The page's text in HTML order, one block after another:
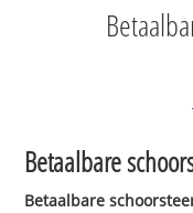
Betaalbare
Betaalbare